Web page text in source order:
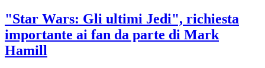
"Star Wars: Gli ultimi Jedi", richiesta
importante ai fan da parte di Mark
Hamill